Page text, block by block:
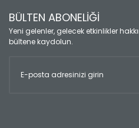
BÜLTEN ABONELİĞİ
Yeni gelenler, gelecek etkinlikler
bültene kaydolun.